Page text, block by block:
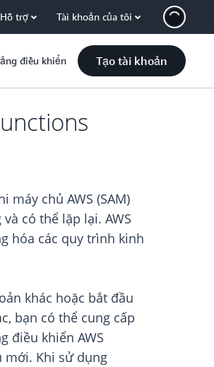
Hỗ trợ Tài khoản của tôi
điều khiển Tạo tài khoản
chủ AWS (SAM)
có thể lặp lại. AWS
hóa các quy trình kinh
khác hoặc bắt đầu
bạn có thể cung cấp
điều khiển AWS
mới. Khi sử dụng